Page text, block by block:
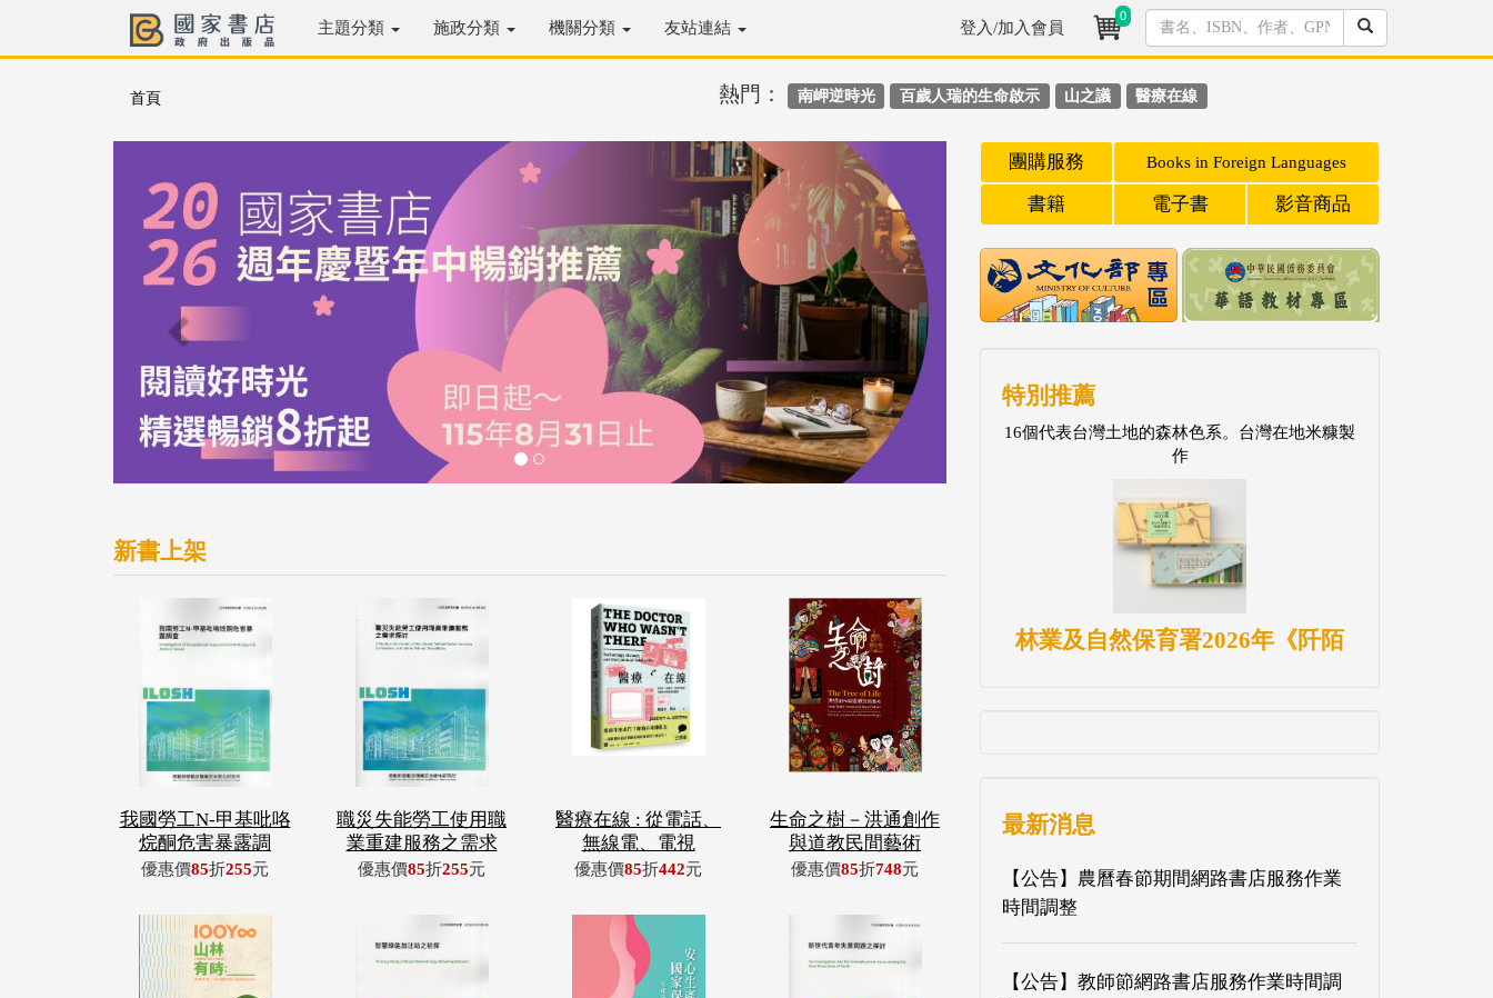
主題分類 施政分類 機關分類 友站連結 登入/加入會員
0
首頁 熱門： 南岬逆時光 百歲人瑞的生命啟示 山之議 醫療在線
新書上架
我國勞工N-甲基吡咯
烷酮危害暴露調
優惠價85折255元
職災失能勞工使用職
業重建服務之需求
優惠價85折255元
醫療在線 : 從電話、
無線電、電視
優惠價85折442元
生命之樹－洪通創作
與道教民間藝術
優惠價85折748元
團購服務 Books in Foreign Languages
書籍 電子書 影音商品
特別推薦
16個代表台灣土地的森林色系。台灣在地米糠製
作
林業及自然保育署2026年《阡陌
最新消息
【公告】農曆春節期間網路書店服務作業
時間調整
【公告】教師節網路書店服務作業時間調